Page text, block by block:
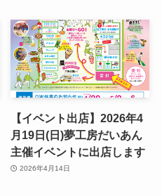
【イベント出店】2026年4
月19日(日)夢工房だいあん
主催イベントに出店します
2026年4月14日